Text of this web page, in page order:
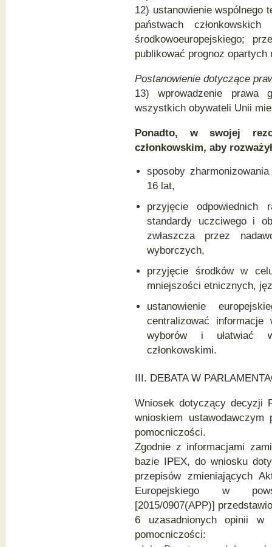
12) ustanowienie wspólnego
państwach
środkowoeuropejskiego;
publikować prognoz
Postanowienie dotyczące
13) wprowadzenie prawa
wszystkich obywateli Unii
Ponadto, w swojej
członkowskim, aby
sposoby
16 lat,
przyjęcie odpowiednich
standardy uczciwego i
zwłaszcza przez
wyborczych,
przyjęcie środków w
mniejszości etnicznych,
ustanowienie
centralizować informacje
wyborów i ułatwiać
członkowskimi.
III. DEBATA W
Wniosek dotyczący decyzji
wnioskiem ustawodawczym
pomocniczości.
Zgodnie z informacjami
bazie IPEX, do wniosku
przepisów zmieniających
Europejskiego w
[2015/0907(APP)]
6 uzasadnionych opinii w
pomocniczości: